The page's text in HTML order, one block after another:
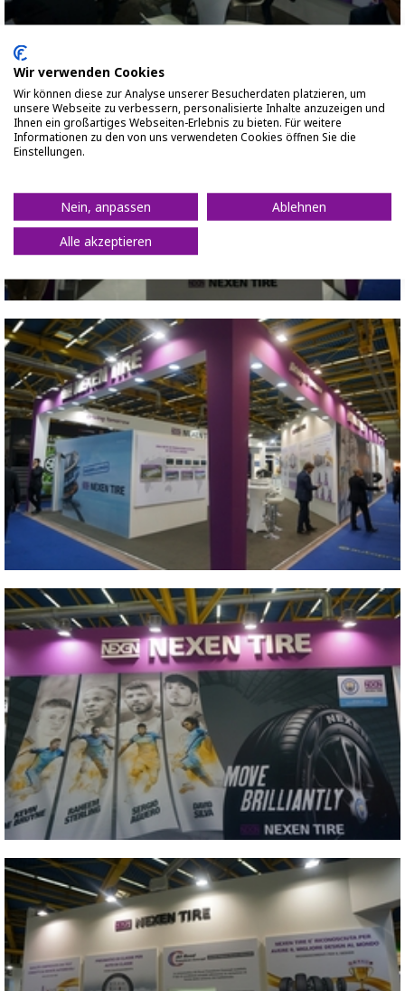
2017 ITALY AUTOPROMOTEC
2017 ITALY AUTOPROMOTEC
2017 ITALY AUTOPROMOTEC
Close
2017 ITALY AUTOPROMOTEC
Close
Wir verwenden Cookies
Wir können diese zur Analyse unserer Besucherdaten platzieren, um
unsere Webseite zu verbessern, personalisierte Inhalte anzuzeigen und
Ihnen ein großartiges Webseiten-Erlebnis zu bieten. Für weitere
Informationen zu den von uns verwendeten Cookies öffnen Sie die
Einstellungen.
Nein, anpassen
Ablehnen
Alle akzeptieren